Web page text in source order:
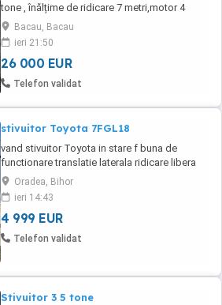
tone , înălțime de ridicare 7 metri,motor 4
cilindri,are cupa și furci paleți ,perfecta stare
de funcționare ofer proba la fața locului,
accept unele variante
Bacau, Bacau
ieri 21:50
26 000 EUR
Telefon validat
stivuitor Toyota 7FGL18
vand stivuitor Toyota in stare f buna de
functionare translatie laterala ridicare libera
triplex ridica la 5.5 m capacitate 1800 kg
functioneaza pe benzina si gpl
Oradea, Bihor
ieri 14:43
4 999 EUR
Telefon validat
Stivuitor 3 5 tone